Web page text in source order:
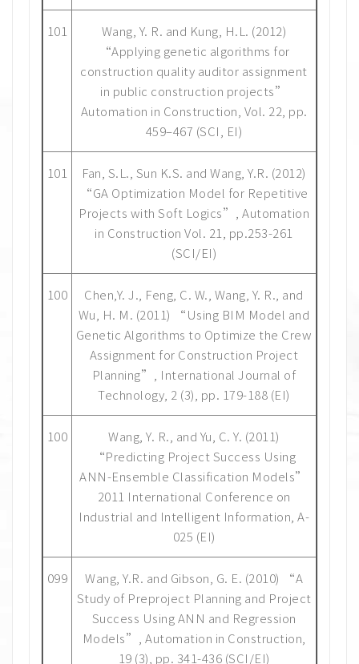
101
Wang, Y. R. and Kung, H.L. (2012)
“Applying genetic algorithms for
construction quality auditor assignment
in public construction projects”
Automation in Construction, Vol. 22, pp.
459–467 (SCI, EI)
101
Fan, S.L., Sun K.S. and Wang, Y.R. (2012)
“GA Optimization Model for Repetitive
Projects with Soft Logics”, Automation
in Construction Vol. 21, pp.253-261
(SCI/EI)
100
Chen,Y. J., Feng, C. W., Wang, Y. R., and
Wu, H. M. (2011) “Using BIM Model and
Genetic Algorithms to Optimize the Crew
Assignment for Construction Project
Planning”, International Journal of
Technology, 2 (3), pp. 179-188 (EI)
100
Wang, Y. R., and Yu, C. Y. (2011)
“Predicting Project Success Using
ANN-Ensemble Classification Models”
2011 International Conference on
Industrial and Intelligent Information, A-
025 (EI)
099
Wang, Y.R. and Gibson, G. E. (2010) “A
Study of Preproject Planning and Project
Success Using ANN and Regression
Models”, Automation in Construction,
19 (3), pp. 341-436 (SCI/EI)